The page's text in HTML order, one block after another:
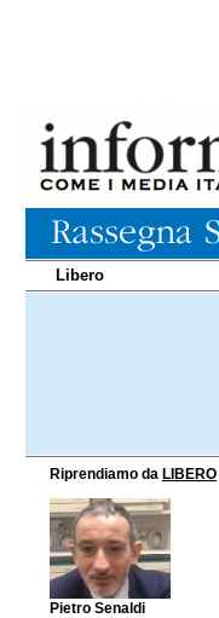
Libero
Riprendiamo da LIBERO
Pietro Senaldi